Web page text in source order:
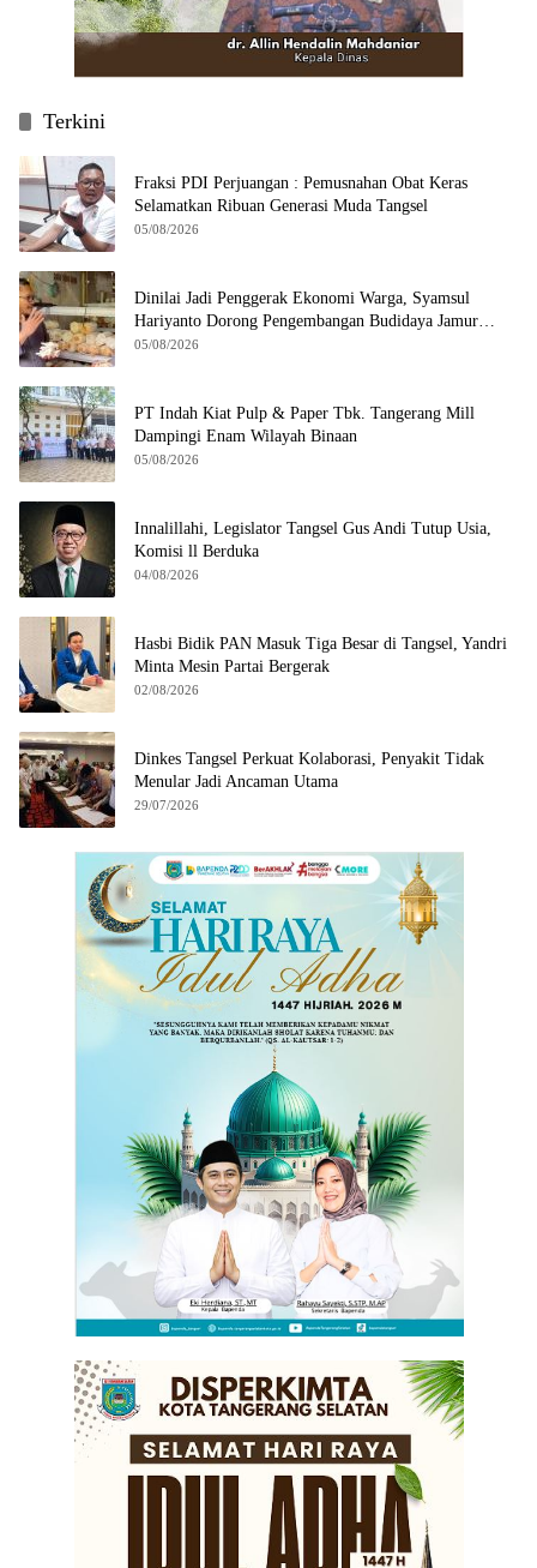
Terkini
Fraksi PDI Perjuangan : Pemusnahan Obat Keras
Selamatkan Ribuan Generasi Muda Tangsel
05/08/2026
Dinilai Jadi Penggerak Ekonomi Warga, Syamsul
Hariyanto Dorong Pengembangan Budidaya Jamur
Crispy di Serpong
05/08/2026
PT Indah Kiat Pulp & Paper Tbk. Tangerang Mill
Dampingi Enam Wilayah Binaan
05/08/2026
Innalillahi, Legislator Tangsel Gus Andi Tutup Usia,
Komisi ll Berduka
04/08/2026
Hasbi Bidik PAN Masuk Tiga Besar di Tangsel, Yandri
Minta Mesin Partai Bergerak
02/08/2026
Dinkes Tangsel Perkuat Kolaborasi, Penyakit Tidak
Menular Jadi Ancaman Utama
29/07/2026